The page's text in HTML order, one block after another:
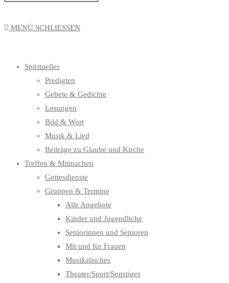
MENÜ SCHLIESSEN
Spirituelles
Predigten
Gebete & Gedichte
Losungen
Bild & Wort
Musik & Lied
Beiträge zu Glaube und Kirche
Treffen & Mitmachen
Gottesdienste
Gruppen & Termine
Alle Angebote
Kinder und Jugendliche
Seniorinnen und Senioren
Mit und für Frauen
Musikalisches
Theater/Sport/Sonstiges